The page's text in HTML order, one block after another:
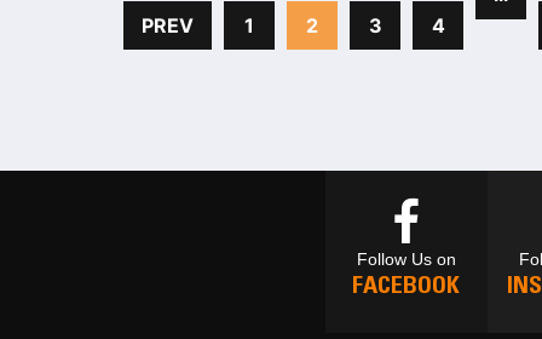
PREV 1 2 3 4
Follow Us on
FACEBOOK